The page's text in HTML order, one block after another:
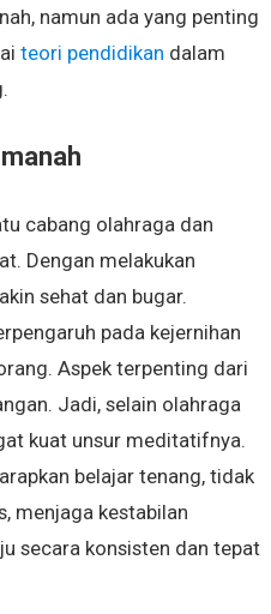
namun ada yang penting
teori pendidikan dalam
cabang olahraga dan
Dengan melakukan
sehat dan bugar.
pada kejernihan
Aspek terpenting dari
Jadi, selain olahraga
kuat unsur meditatifnya.
belajar tenang, tidak
menjaga kestabilan
secara konsisten dan tepat